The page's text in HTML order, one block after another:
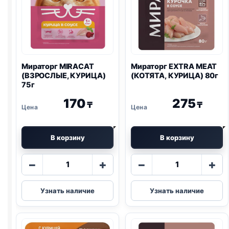
Мираторг MIRACAT
(ВЗРОСЛЫЕ, КУРИЦА)
75г
170₸
В корзину
−
Количество
Мираторг
MIRACAT
(ВЗРОСЛЫЕ,
+
Узнать наличие
Мираторг EXTRA MEAT
(КОТЯТА, КУРИЦА) 80г
275₸
В корзину
−
Количество
Мираторг
EXTRA
MEAT
+
Узнать наличие